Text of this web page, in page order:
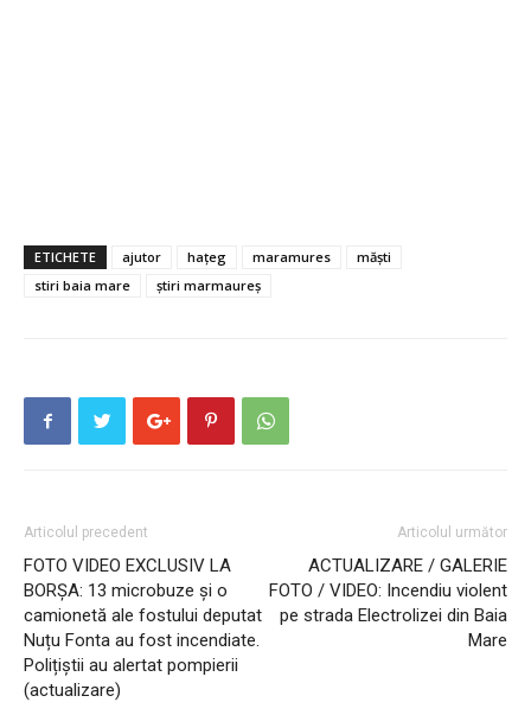
ETICHETE ajutor hațeg maramures
măști
stiri baia mare
știri marmaureș
Articolul precedent
FOTO VIDEO EXCLUSIV LA
BORȘA: 13 microbuze și o
camionetă ale fostului deputat
Nuțu Fonta au fost incendiate.
Polițiștii au alertat pompierii
(actualizare)
Articolul următor
ACTUALIZARE / GALERIE
FOTO / VIDEO: Incendiu violent
pe strada Electrolizei din Baia
Mare